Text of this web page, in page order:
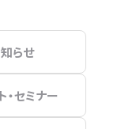
らせ
・セミナー